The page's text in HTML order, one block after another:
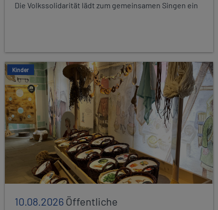
Die Volkssolidarität lädt zum gemeinsamen Singen ein
Kinder
10.08.2026Öffentliche